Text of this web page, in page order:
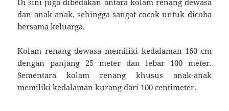
dan anak-anak, sehingga sangat cocok untuk dicoba
bersama keluarga.
Kolam renang dewasa memiliki kedalaman 160 cm
dengan panjang 25 meter dan lebar 100 meter.
Sementara kolam renang khusus anak-anak
memiliki kedalaman kurang dari 100 centimeter.